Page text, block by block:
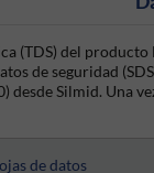
(TDS) del
de seguridad
desde Silmid. Una
de datos